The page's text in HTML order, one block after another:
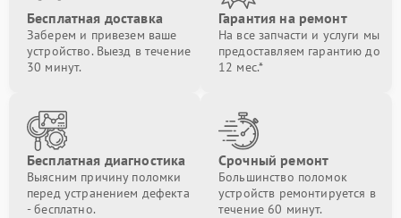
Бесплатная доставка
Заберем и привезем ваше
устройство. Выезд в течение
30 минут.
Гарантия на ремонт
На все запчасти и услуги мы
предоставляем гарантию до
12 мес.*
Бесплатная диагностика
Выясним причину поломки
перед устранением дефекта
- бесплатно.
Срочный ремонт
Большинство поломок
устройств ремонтируется в
течение 60 минут.